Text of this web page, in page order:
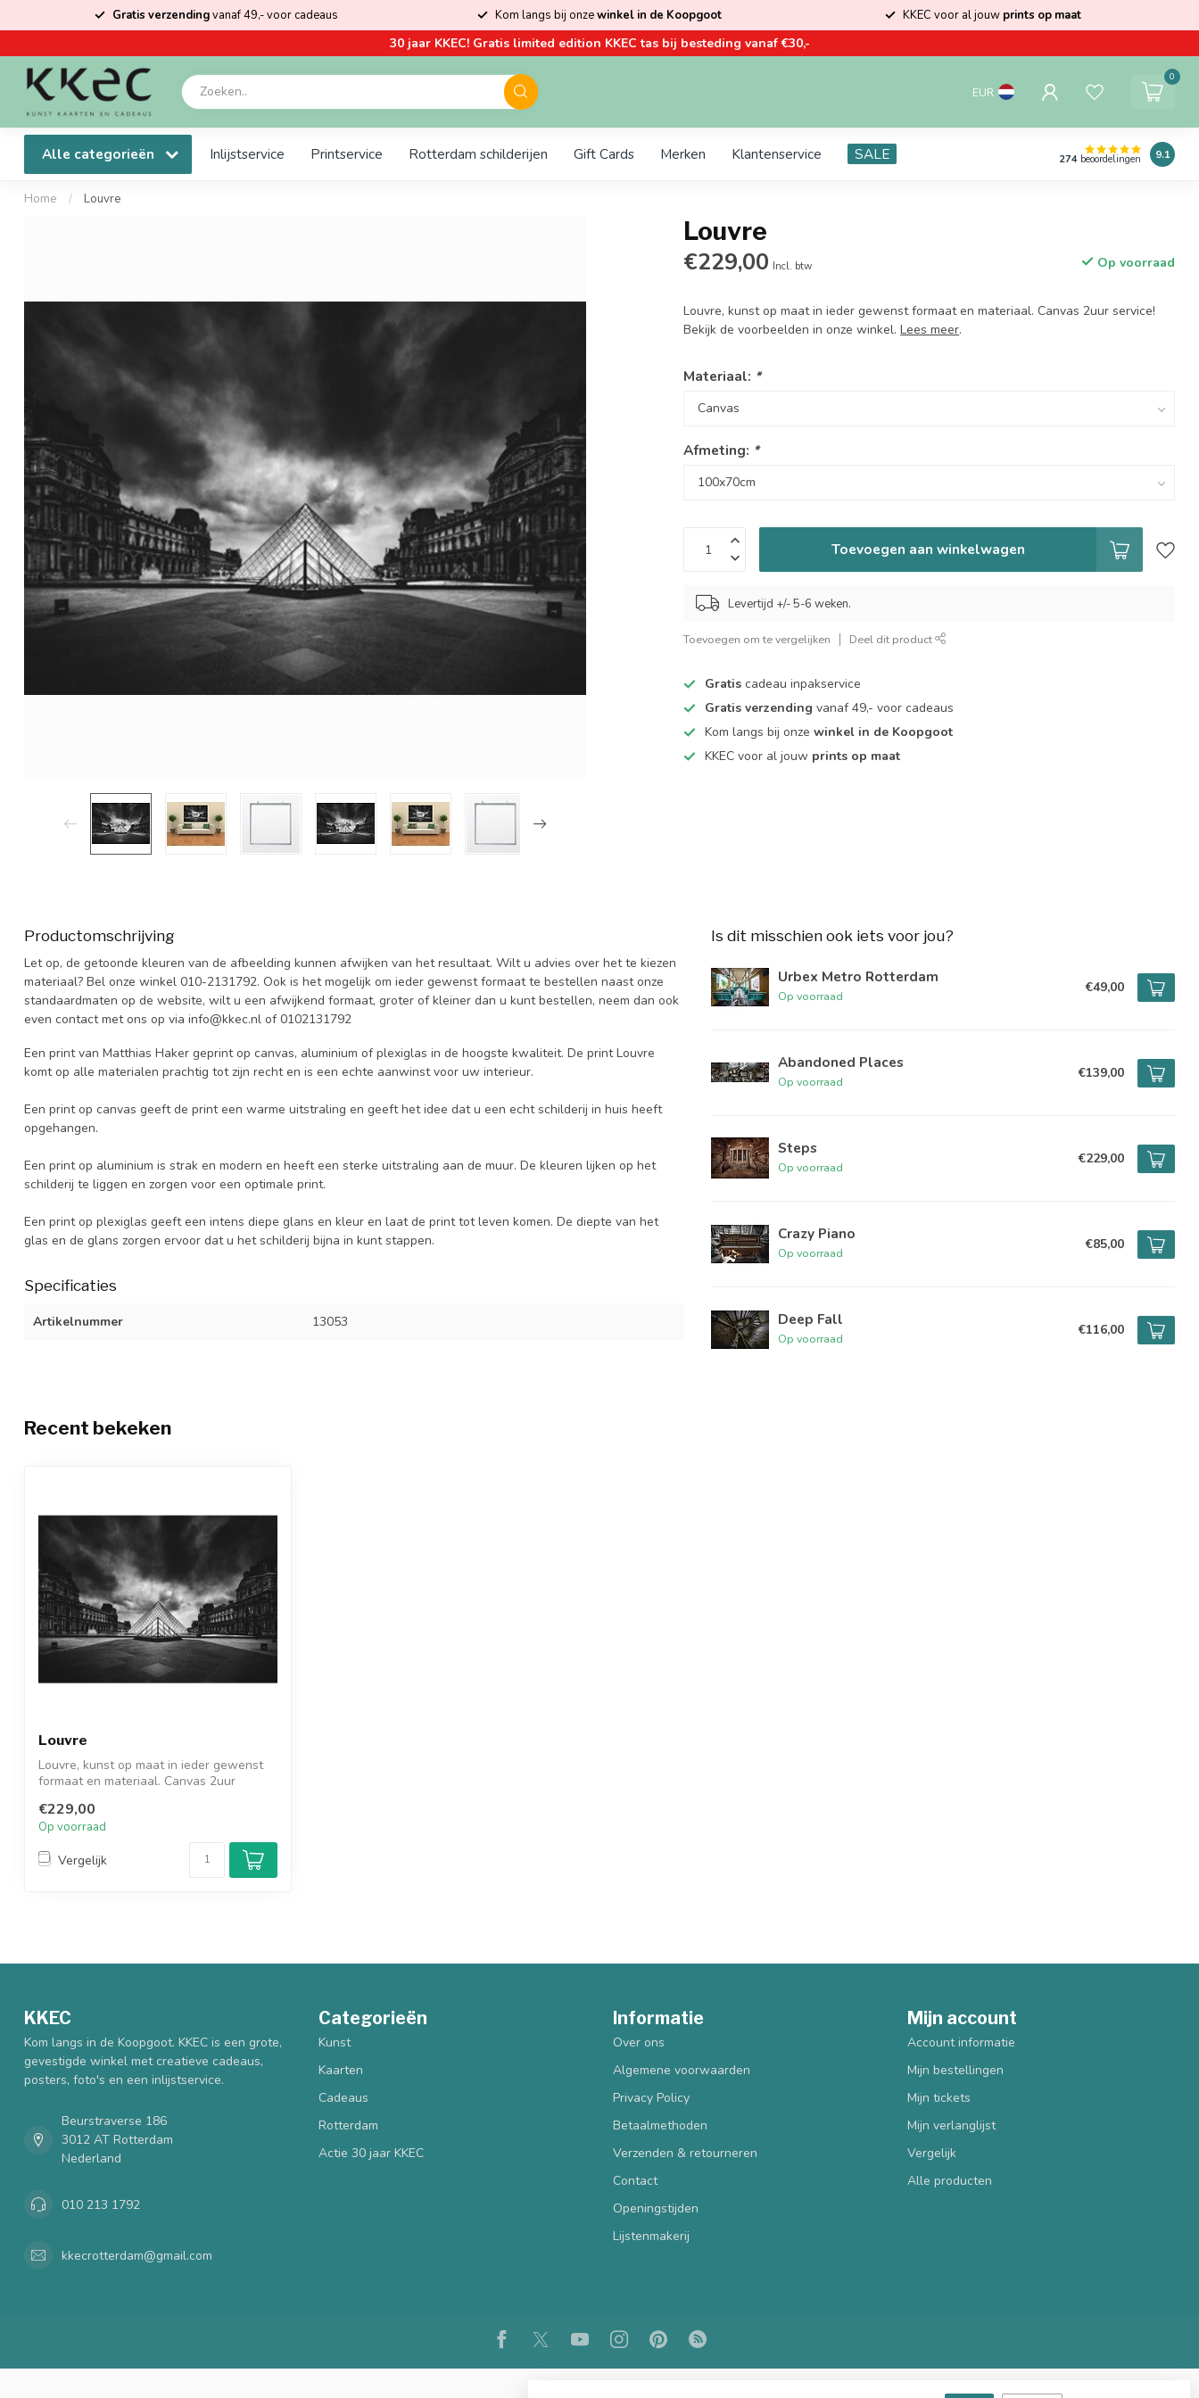
Gratis verzendingvanaf 49,- voor cadeaus Kom langs bij onzewinkel in de Koopgoot KKEC voor al jouw prints op maat
30 jaar KKEC! Gratis limited edition KKEC tas bij besteding vanaf €30,-
EUR
0
Alle categorieën Inlijstservice Printservice Rotterdam schilderijen Gift Cards Merken Klantenservice SALE 274 beoordelingen 9.1
Home / Louvre
Louvre
€229,00 Incl. btw Op voorraad
Louvre, kunst op maat in ieder gewenst formaat en materiaal. Canvas 2uur service!
Bekijk de voorbeelden in onze winkel.Lees meer.
Materiaal: *
Afmeting: *
Toevoegen aan winkelwagen
Levertijd +/- 5-6 weken.
Toevoegen om te vergelijken Deel dit product
Gratis cadeau inpakservice
Gratis verzending vanaf 49,- voor cadeaus
Kom langs bij onzewinkel in de Koopgoot
KKEC voor al jouw prints op maat
Productomschrijving
Let op, de getoonde kleuren van de afbeelding kunnen afwijken van het resultaat. Wilt u advies over het te kiezen
materiaal? Bel onze winkel 010-2131792. Ook is het mogelijk om ieder gewenst formaat te bestellen naast onze
standaardmaten op de website, wilt u een afwijkend formaat, groter of kleiner dan u kunt bestellen, neem dan ook
even contact met ons op via info@kkec.nl of 0102131792
Een print van Matthias Haker geprint op canvas, aluminium of plexiglas in de hoogste kwaliteit. De print Louvre
komt op alle materialen prachtig tot zijn recht en is een echte aanwinst voor uw interieur.
Een print op canvas geeft de print een warme uitstraling en geeft het idee dat u een echt schilderij in huis heeft
opgehangen.
Een print op aluminium is strak en modern en heeft een sterke uitstraling aan de muur. De kleuren lijken op het
schilderij te liggen en zorgen voor een optimale print.
Een print op plexiglas geeft een intens diepe glans en kleur en laat de print tot leven komen. De diepte van het
glas en de glans zorgen ervoor dat u het schilderij bijna in kunt stappen.
Specificaties
Artikelnummer 13053
Is dit misschien ook iets voor jou?
Urbex Metro Rotterdam
Op voorraad
€49,00
Abandoned Places
Op voorraad
€139,00
Steps
Op voorraad
€229,00
Crazy Piano
Op voorraad
€85,00
Deep Fall
Op voorraad
€116,00
Recent bekeken
Louvre
Louvre, kunst op maat in ieder gewenst
formaat en materiaal. Canvas 2uur
€229,00
Op voorraad
Vergelijk
KKEC
Kom langs in de Koopgoot. KKEC is een grote,
gevestigde winkel met creatieve cadeaus,
posters, foto's en een inlijstservice.
Beurstraverse 186
3012 AT Rotterdam
Nederland
010 213 1792
kkecrotterdam@gmail.com
Categorieën
Kunst
Kaarten
Cadeaus
Rotterdam
Actie 30 jaar KKEC
Informatie
Over ons
Algemene voorwaarden
Privacy Policy
Betaalmethoden
Verzenden & retourneren
Contact
Openingstijden
Lijstenmakerij
Mijn account
Account informatie
Mijn bestellingen
Mijn tickets
Mijn verlanglijst
Vergelijk
Alle producten